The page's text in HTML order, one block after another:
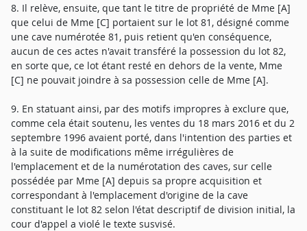
8. Il relève, ensuite, que tant le titre de propriété de Mme [A]
que celui de Mme [C] portaient sur le lot 81, désigné comme
une cave numérotée 81, puis retient qu'en conséquence,
aucun de ces actes n'avait transféré la possession du lot 82,
en sorte que, ce lot étant resté en dehors de la vente, Mme
[C] ne pouvait joindre à sa possession celle de Mme [A].
9. En statuant ainsi, par des motifs impropres à exclure que,
comme cela était soutenu, les ventes du 18 mars 2016 et du 2
septembre 1996 avaient porté, dans l'intention des parties et
à la suite de modifications même irrégulières de
l'emplacement et de la numérotation des caves, sur celle
possédée par Mme [A] depuis sa propre acquisition et
correspondant à l'emplacement d'origine de la cave
constituant le lot 82 selon l'état descriptif de division initial, la
cour d'appel a violé le texte susvisé.